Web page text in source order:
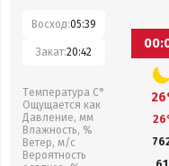
Восход:05:39
Закат:20:42
Температура С°
Ощущается как
Давление, мм
Влажность, %
Ветер, м/с
Вероятность